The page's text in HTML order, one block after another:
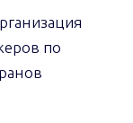
по